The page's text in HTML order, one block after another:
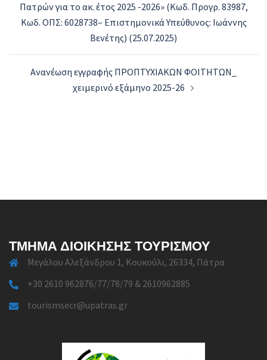
Πατρών για το ακ. έτος 2025 -2026» (Κωδ. Προγρ. 83987,
Κωδ. ΟΠΣ: 6028738– Επιστημονικά Υπεύθυνος: Ιωάννης
Βενέτης) (25.07.2025)
Aνανέωση εγγραφής ΠΡΟΠΤΥΧΙΑΚΩΝ ΦΟΙΤΗΤΩΝ_
χειμερινό εξάμηνο 2025-26
ΤΜΉΜΑ ΔΙΟΊΚΗΣΗΣ ΤΟΥΡΙΣΜΟΎ
Μεγάλου Αλεξάνδρου 1, Κουκούλι, 26334, Πάτρα
+30 2610 962876/77/78/79 & 2610962885
tourismsecr@upatras.gr